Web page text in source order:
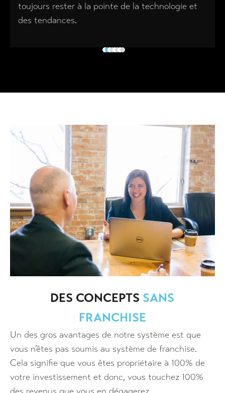
toujours rester à la pointe de la technologie et
des tendances.
DES CONCEPTS SANS
FRANCHISE
Un des gros avantages de notre système est que
vous n’êtes pas soumis au système de franchise.
Cela signifie que vous êtes propriétaire à 100% de
votre investissement et donc, vous touchez 100%